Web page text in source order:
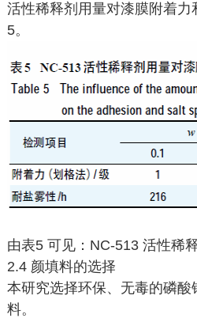
活性稀释剂用量对漆膜附着力
5。
由表5 可见：NC-513 活性稀
2.4 颜填料的选择
本研究选择环保、无毒的磷酸
料。